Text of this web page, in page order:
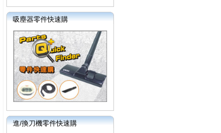
吸塵器零件快速購
進/換刀機零件快速購